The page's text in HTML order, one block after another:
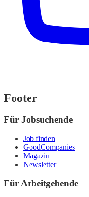
Footer
Für Jobsuchende
Job finden
GoodCompanies
Magazin
Newsletter
Für Arbeitgebende